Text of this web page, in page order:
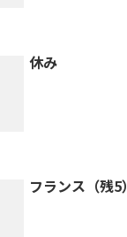
休み
フランス（残5）